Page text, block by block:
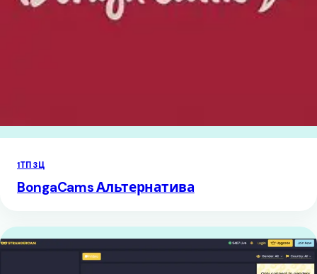
1ТП3Ц
BongaCams Альтернатива